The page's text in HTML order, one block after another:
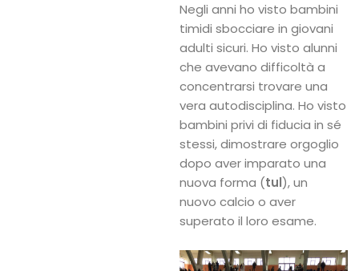
Negli anni ho visto bambini
timidi sbocciare in giovani
adulti sicuri. Ho visto alunni
che avevano difficoltà a
concentrarsi trovare una
vera autodisciplina. Ho visto
bambini privi di fiducia in sé
stessi, dimostrare orgoglio
dopo aver imparato una
nuova forma (tul), un
nuovo calcio o aver
superato il loro esame.